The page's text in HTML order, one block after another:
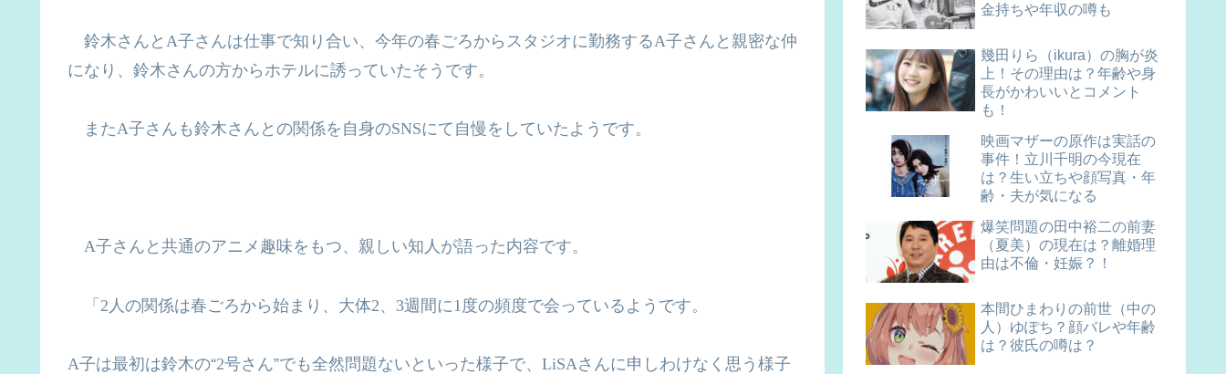
鈴木さんと A子さんは仕事で知り合い、今年の春ごろからスタジオに勤務するA子さんと親密な仲
になり、鈴木さんの方からホテルに誘っていたそうです。
またA子さんも鈴木さんとの関係を自身のSNSにて自慢をしていたようです。
A子さんと共通のアニメ趣味をもつ、親しい知人が語った内容です。
「 2 人の関係は春ごろから始まり、大体2、 3週間に 1 度の頻度で会っているよう です。
A子は最初は鈴木の“2号さん”でも全然問題ないといった様子で、 LiSA さんに申しわけなく思う様子
金持ちや年収の噂も
幾田りら（ikura）の胸が炎
上！その理由は？年齢や身
長がかわいいとコメント
も！
映画マザーの原作は実話の
事件！立川千明の今現在
は？生い立ちや顔写真・年
齢・夫が気になる
爆笑問題の田中裕二の前妻
（夏美）の現在は？離婚理
由は不倫・妊娠？！
本間ひまわりの前世（中の
人）ゆぽち？顔バレや年齢
は？彼氏の噂は？